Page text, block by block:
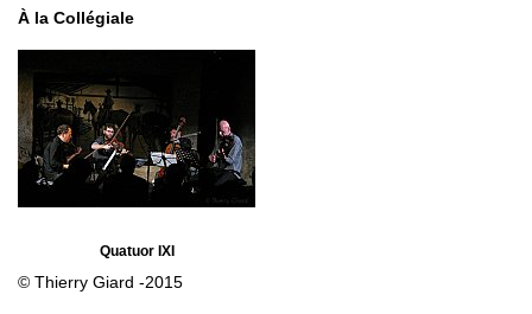
À la Collégiale
Quatuor IXI
© Thierry Giard -2015